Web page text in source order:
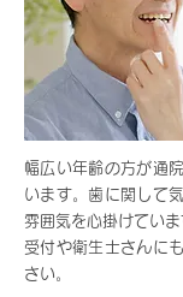
幅広い年齢の方が通
います。歯に関して
雰囲気を心掛けていま
受付や衛生士さんに
さい。